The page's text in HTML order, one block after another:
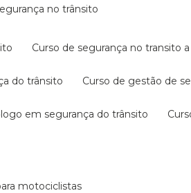
no trânsito
curso de segurança no transito
do trânsito curso de gestão de
em segurança do trânsito
motociclistas